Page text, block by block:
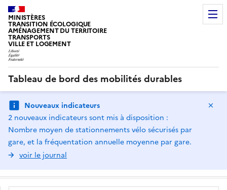
MINISTÈRES
TRANSITION ÉCOLOGIQUE
AMÉNAGEMENT DU TERRITOIRE
TRANSPORTS
VILLE ET LOGEMENT
Tableau de bord des mobilités durables
Nouveaux indicateurs
2 nouveaux indicateurs sont mis à disposition :
Nombre moyen de stationnements vélo sécurisés par
gare, et la fréquentation annuelle moyenne par gare.
voir le journal